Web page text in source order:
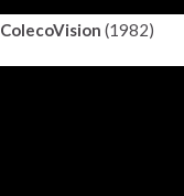
ColecoVision (1982)